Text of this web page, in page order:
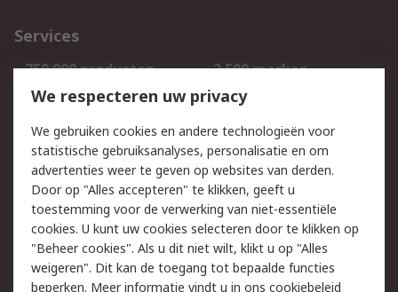
Services
750.000 producten
2.500 merken
Bestellen
Inkoopoplossingen
Track & Trace
Wettelijk
Cookiebeleid
Email veiligheid
Privacybeleid
Websitevoorwaarden
Algemene
We respecteren uw privacy
We gebruiken cookies en andere technologieën voor
statistische gebruiksanalyses, personalisatie en om
advertenties weer te geven op websites van derden.
Door op "Alles accepteren" te klikken, geeft u
toestemming voor de verwerking van niet-essentiële
cookies. U kunt uw cookies selecteren door te klikken op
"Beheer cookies". Als u dit niet wilt, klikt u op "Alles
weigeren". Dit kan de toegang tot bepaalde functies
beperken. Meer informatie vindt u in ons cookiebeleid